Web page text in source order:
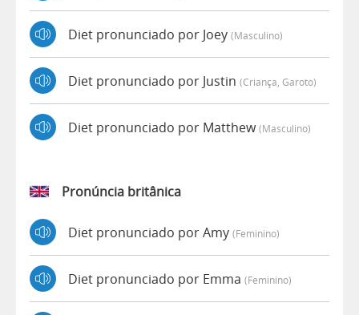
Diet pronunciado por Joey (masculino)
Diet pronunciado por Justin (criança, Garoto)
Diet pronunciado por Matthew(masculino)
Pronúncia britânica
Diet pronunciado por Amy (feminino)
Diet pronunciado por Emma (feminino)